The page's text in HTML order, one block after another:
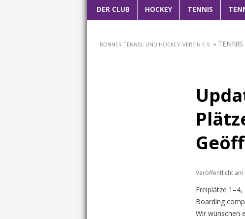
ZUM
DER CLUB HOCKEY TENNIS
BONNER TENNIS- UND HOCKEY-VEREIN E.V. > TENNIS
Veröffentlicht am
Freiplätze
Boarding
Wir wünschen